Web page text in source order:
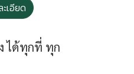
เอียด
ได้ทุกที่ ทุก